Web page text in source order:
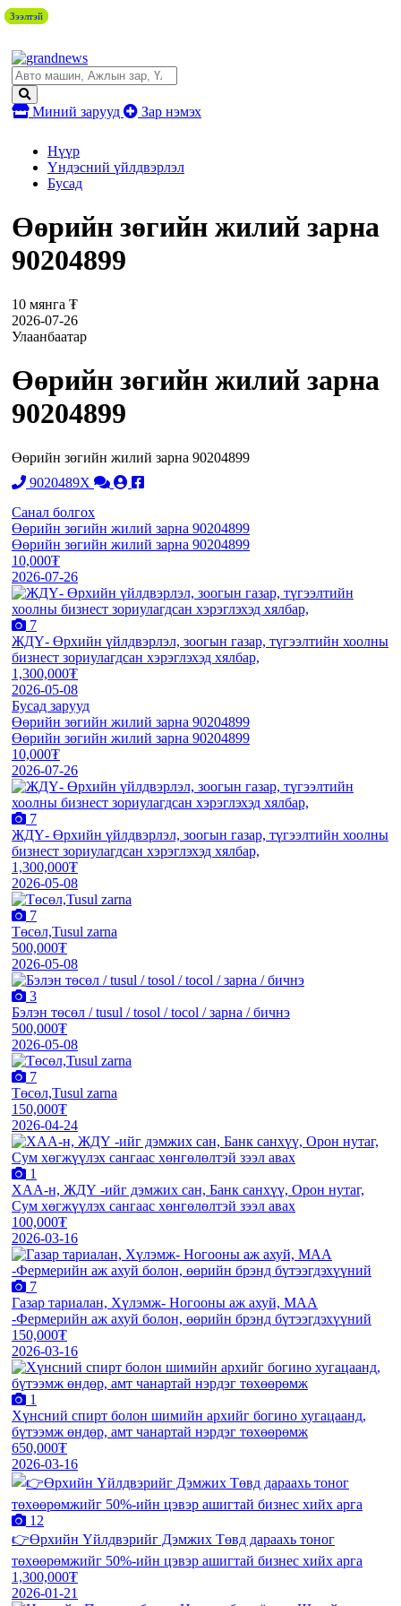
Миний зарууд Зар нэмэх
Нүүр
Үндэсний үйлдвэрлэл
Бусад
Өөрийн зөгийн жилий зарна
90204899
10 мянга ₮
2026-07-26
Улаанбаатар
Өөрийн зөгийн жилий зарна
90204899
Өөрийн зөгийн жилий зарна 90204899
9020489X
Санал болгох
Өөрийн зөгийн жилий зарна 90204899
Өөрийн зөгийн жилий зарна 90204899
10,000₮
2026-07-26
Зээлтэй
7
ЖДҮ- Өрхийн үйлдвэрлэл, зоогын газар, түгээлтийн хоолны
бизнест зориулагдсан хэрэглэхэд хялбар,
1,300,000₮
2026-05-08
Бусад зарууд
Өөрийн зөгийн жилий зарна 90204899
Өөрийн зөгийн жилий зарна 90204899
10,000₮
2026-07-26
Зээлтэй
7
ЖДҮ- Өрхийн үйлдвэрлэл, зоогын газар, түгээлтийн хоолны
бизнест зориулагдсан хэрэглэхэд хялбар,
1,300,000₮
2026-05-08
7
Төсөл,Tusul zarna
500,000₮
2026-05-08
3
Бэлэн төсөл / tusul / tosol / tocol / зарна / бичнэ
500,000₮
2026-05-08
7
Төсөл,Tusul zarna
150,000₮
2026-04-24
1
XАА-н, ЖДҮ -ийг дэмжиx сан, Банк санxүү, Орон нутаг,
Сум хөгжүүлэх сангаас хөнгөлөлтэй зээл авах
100,000₮
2026-03-16
7
Газар тариалан, Хүлэмж- Ногооны аж ахуй, МАА
-Фермерийн аж ахуй болон, өөрийн брэнд бүтээгдэхүүний
150,000₮
2026-03-16
1
Хүнсний спирт болон шимийн архийг богино хугацаанд,
бүтээмж өндөр, амт чанартай нэрдэг төхөөрөмж
650,000₮
2026-03-16
Зээлтэй
12
👉Өрхийн Үйлдвэрийг Дэмжих Төвд дараахь тоног
төхөөрөмжийг 50%-ийн цэвэр ашигтай бизнес хийх арга
1,300,000₮
2026-01-21
Зээлтэй